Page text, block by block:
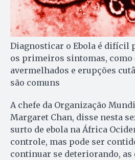
Diagnosticar o Ebola é difícil
os primeiros sintomas, como
avermelhados e erupções
são comuns
A chefe da Organização
Margaret Chan, disse nesta
surto de ebola na África
controle, mas pode ser
continuar se deteriorando, as